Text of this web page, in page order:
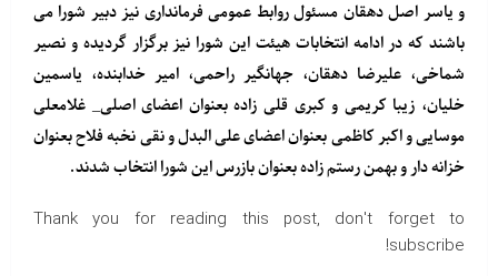
و یاسر اصل دهقان مسئول روابط عمومی فرمانداری نیز دبیر شورا می
باشند که در ادامه انتخابات هیئت این شورا نیز برگزار گردیده و نصیر
شماخی، علیرضا دهقان، جهانگیر راحمی، امیر خدابنده، یاسمین
خلیان، زیبا کریمی و کبری قلی زاده بعنوان اعضای اصلی_ غلامعلی
موسایی و اکبر کاظمی بعنوان اعضای علی البدل و نقی نخبه فلاح بعنوان
خزانه دار و بهمن رستم زاده بعنوان بازرس این شورا انتخاب شدند.
Thank you for reading this post, don't forget to
subscribe!